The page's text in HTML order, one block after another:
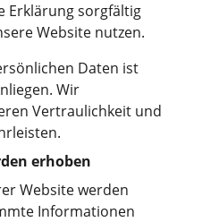
Erklärung sorgfältig
Website nutzen.
Daten ist
Wir
Vertraulichkeit und
erhoben
Website werden
Informationen